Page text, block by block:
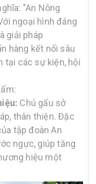
"An Nông
ngoại hình đáng
giải pháp
hàng kết nối sâu
tại các sự kiện, hội
Chú gấu sở
thân thiện. Đặc
tập đoàn An
ngực, giúp tăng
hiệu một